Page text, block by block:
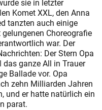
sie in letzter
Komet XXL, den Anna
tanzten auch einige
Choreografie
war. Der
Der Stern Opa
ganze All in Trauer
Ballade vor. Opa
zehn Milliarden Jahren
und er hatte natürlich ein
parat.